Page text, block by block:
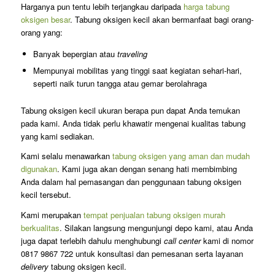
Harganya pun tentu lebih terjangkau daripada harga tabung
oksigen besar. Tabung oksigen kecil akan bermanfaat bagi orang-
orang yang:
Banyak bepergian atau traveling
Mempunyai mobilitas yang tinggi saat kegiatan sehari-hari,
seperti naik turun tangga atau gemar berolahraga
Tabung oksigen kecil ukuran berapa pun dapat Anda temukan
pada kami. Anda tidak perlu khawatir mengenai kualitas tabung
yang kami sediakan.
Kami selalu menawarkan tabung oksigen yang aman dan mudah
digunakan. Kami juga akan dengan senang hati membimbing
Anda dalam hal pemasangan dan penggunaan tabung oksigen
kecil tersebut.
Kami merupakan tempat penjualan tabung oksigen murah
berkualitas. Silakan langsung mengunjungi depo kami, atau Anda
juga dapat terlebih dahulu menghubungi call centerkami di nomor
0817 9867 722 untuk konsultasi dan pemesanan serta layanan
deliverytabung oksigen kecil.